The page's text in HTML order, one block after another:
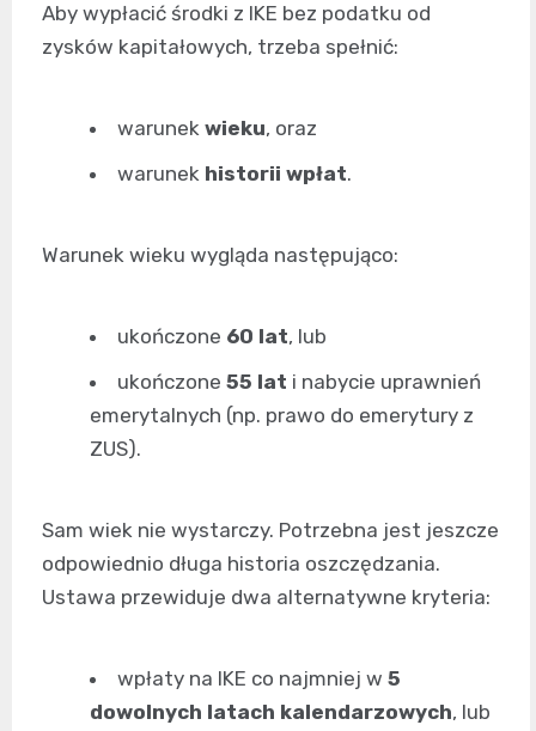
Aby wypłacić środki z IKE bez podatku od
zysków kapitałowych, trzeba spełnić:
warunek wieku, oraz
warunek historii wpłat.
Warunek wieku wygląda następująco:
ukończone 60 lat, lub
ukończone 55 lat i nabycie uprawnień
emerytalnych (np. prawo do emerytury z
ZUS).
Sam wiek nie wystarczy. Potrzebna jest jeszcze
odpowiednio długa historia oszczędzania.
Ustawa przewiduje dwa alternatywne kryteria:
wpłaty na IKE co najmniej w 5
dowolnych latach kalendarzowych, lub